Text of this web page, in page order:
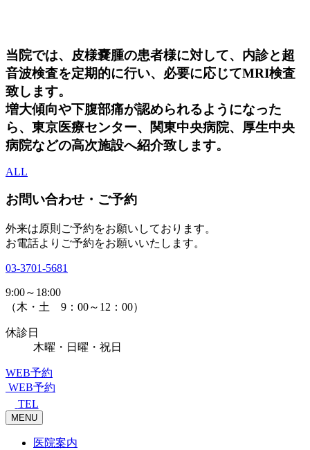
当院では、皮様嚢腫の患者様に対して、内診と超
音波検査を定期的に行い、必要に応じてMRI検査
致します。
増大傾向や下腹部痛が認められるようになった
ら、東京医療センター、関東中央病院、厚生中央
病院などの高次施設へ紹介致します。
ALL
お問い合わせ・ご予約
外来は原則ご予約をお願いしております。
お電話よりご予約をお願いいたします。
03-3701-5681
9:00～18:00
（木・土 9：00～12：00）
休診日
木曜・日曜・祝日
WEB予約
WEB予約
TEL
MENU
医院案内